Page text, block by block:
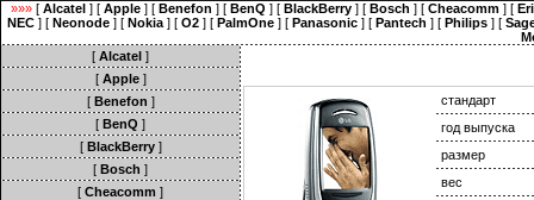
»»» [ Alcatel ] [ Apple ] [ Benefon ] [ BenQ ] [ BlackBerry ] [ Bosch ] [ Cheacomm ] [
NEC ] [ Neonode ] [ Nokia ] [ O2 ] [ PalmOne ] [ Panasonic ] [ Pantech ] [ Philips ] [
[ Alcatel ]
[ Apple]
[ Benefon ]
[ BenQ ]
[ BlackBerry]
[ Bosch ]
[ Cheacomm ]
стандарт
год выпуска
размер
вес